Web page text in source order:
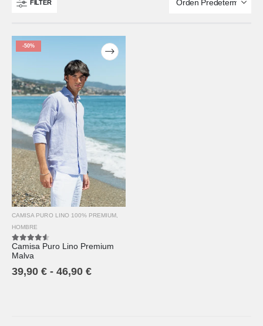
FILTER
-50%
CAMISA PURO LINO 100% PREMIUM,
HOMBRE
4.50out of 5
Camisa Puro Lino Premium
Malva
39,90 € - 46,90 €